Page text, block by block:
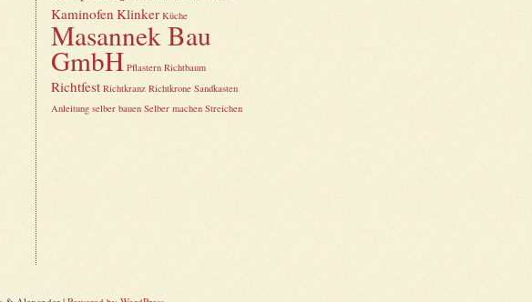
Kaminofen Klinker Küche
Masannek Bau
GmbH Pflastern Richtbaum
Richtfest Richtkranz Richtkrone Sandkasten
Anleitung selber bauen Selber machen Streichen